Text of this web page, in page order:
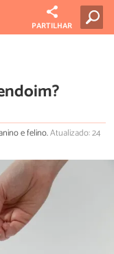
PARTILHAR
e felino.Atualizado: 24